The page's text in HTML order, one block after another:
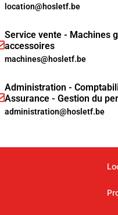
location@hosletf.be
Service vente - Machines
accessoires
machines@hosletf.be
Administration -
Assurance - Gestion du
administration@hosletf.be